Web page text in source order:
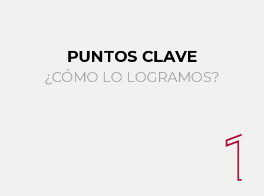
PUNTOS CLAVE
¿CÓMO LO LOGRAMOS?